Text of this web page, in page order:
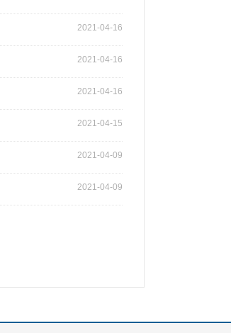
2021-04-16
2021-04-16
2021-04-16
2021-04-15
2021-04-09
2021-04-09